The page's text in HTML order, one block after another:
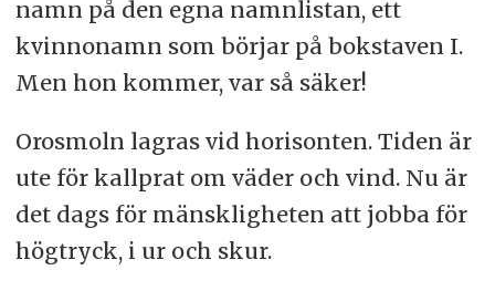
namn på den egna namnlistan, ett
kvinnonamn som börjar på bokstaven I.
Men hon kommer, var så säker!
Orosmoln lagras vid horisonten. Tiden är
ute för kallprat om väder och vind. Nu är
det dags för mänskligheten att jobba för
högtryck, i ur och skur.